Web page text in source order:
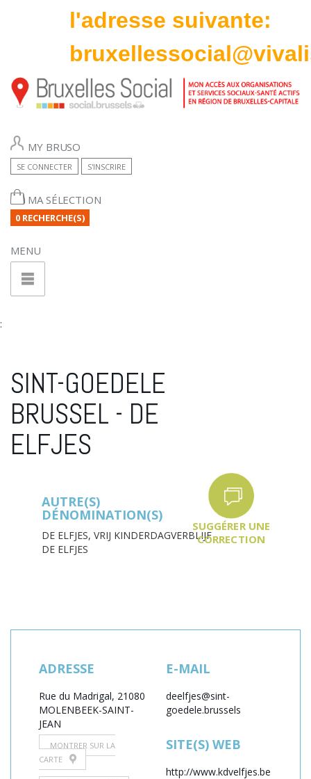
l'adresse suivante:
MY BRUSO
SE CONNECTER S'INSCRIRE
MA SÉLECTION
0 RECHERCHE(S)
MENU
:
SINT-GOEDELE
BRUSSEL - DE
ELFJES
AUTRE(S)
DÉNOMINATION(S)
DE ELFJES, VRIJ KINDERDAGVERBLIJF
DE ELFJES
SUGGÉRER UNE
CORRECTION
ADRESSE
Rue du Madrigal, 21080
MOLENBEEK-SAINT-
JEAN
MONTRER SUR LA
CARTE
E-MAIL
deelfjes@sint-
goedele.brussels
SITE(S) WEB
http://www.kdvelfjes.be